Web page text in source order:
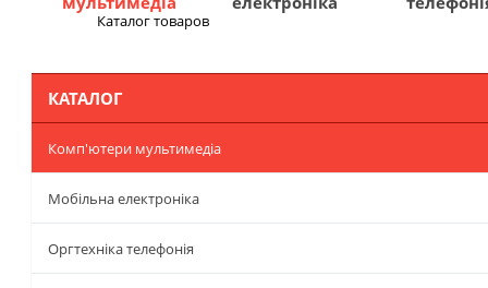
Каталог товаров
КАТАЛОГ
Комп'ютери мультимедіа
Мобільна електроніка
Оргтехніка телефонія